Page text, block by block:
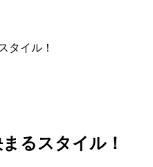
タイル！
るスタイル！